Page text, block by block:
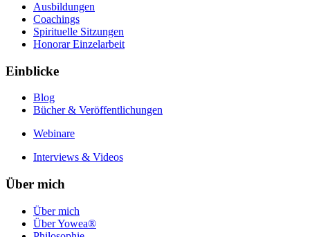
Ausbildungen
Coachings
Spirituelle Sitzungen
Honorar Einzelarbeit
Einblicke
Blog
Bücher & Veröffentlichungen
Webinare
Interviews & Videos
Über mich
Über mich
Über Yowea®